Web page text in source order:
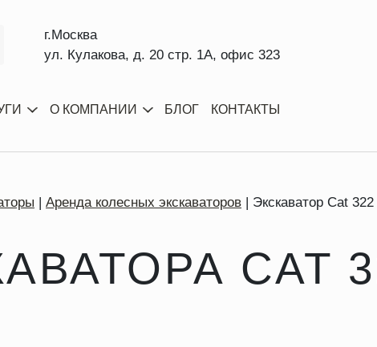
г.Москва
ул. Кулакова, д. 20 стр. 1А, офис 323
О КОМПАНИИ БЛОГ КОНТАКТЫ
Аренда колесных экскаваторов Экскаватор Cat 322
CAT